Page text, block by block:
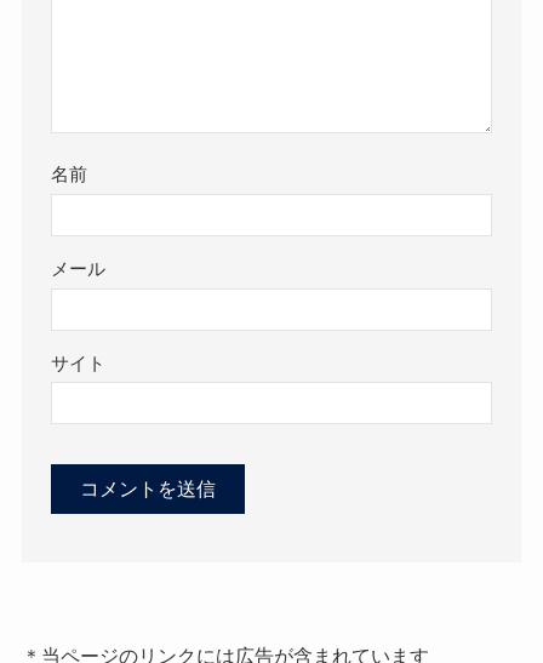
名前
メール
サイト
＊当ページのリンクには広告が含まれています